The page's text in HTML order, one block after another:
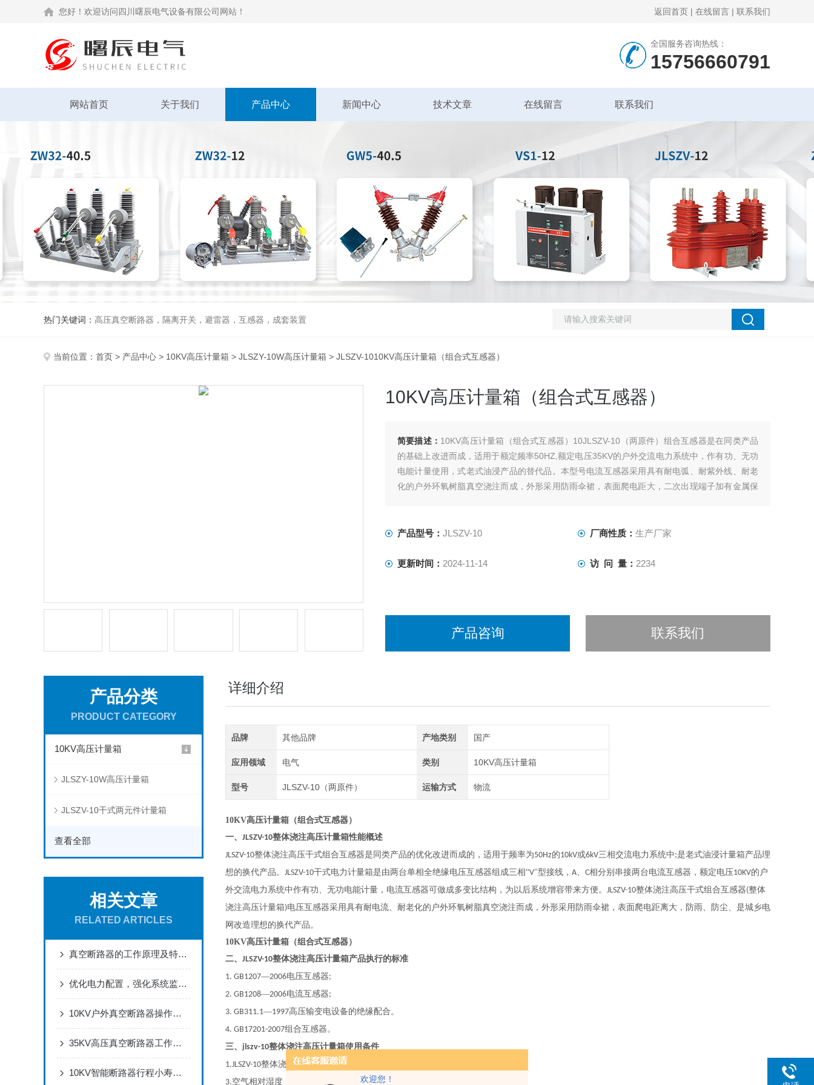
欢迎您！
您好！欢迎访问四川曙辰电气设备有限公司网站！ 返回首页 | 在线留言 | 联系我们
全国服务咨询热线：
15756660791
网站首页 关于我们 产品中心 新闻中心 技术文章 在线留言 联系我们
热门关键词： 高压真空断路器，隔离开关，避雷器，互感器，成套装置
当前位置： 首页 > 产品中心 > 10KV高压计量箱 > JLSZY-10W高压计量箱 > JLSZV-1010KV高压计量箱（组合式互感器）
10KV高压计量箱（组合式互感器）
简要描述： 10KV高压计量箱（组合式互感器）10JLSZV-10（两原件）组合互感器是在同类产品
的基础上改进而成，适用于额定频率50HZ,额定电压35KV的户外交流电力系统中，作有功、无功
电能计量使用，式老式油浸产品的替代品。本型号电流互感器采用具有耐电弧、耐紫外线、耐老
化的户外环氧树脂真空浇注而成，外形采用防雨伞裙，表面爬电距大，二次出现端子加有金属保
产品型号： JLSZV-10 厂商性质： 生产厂家
更新时间： 2024-11-14 访 问 量： 2234
产品咨询 联系我们
产品分类
PRODUCT CATEGORY
10KV高压计量箱
JLSZY-10W高压计量箱
JLSZV-10干式两元件计量箱
查看全部
相关文章
RELATED ARTICLES
真空断路器的工作原理及特点介绍
优化电力配置，强化系统监测：35KV组合式互感器在智能电网建设中的应用
10KV户外真空断路器操作全流程：安装调试、分合闸操作与状态检查
35KV高压真空断路器工作原理，真空灭弧室绝缘分合过载短路保护技术解析
10KV智能断路器行程小寿命长
详细介绍
品牌 其他品牌 产地类别 国产
应用领域 电气 类别 10KV高压计量箱
型号 JLSZV-10（两原件） 运输方式 物流
10KV高压计量箱（组合式互感器）
一、 JLSZV-10整体浇注高压计量箱性能概述
JLSZV-10整体浇注高压干式组合互感器是 同类产品的优化改进而成的，适用于频率为50Hz的10kV或6kV三相交流电力系统中 ;是老式油浸计量箱产品理
想的换代产品。 JLSZV-10干式电力计量箱是由两台单相全绝缘电压互感器组成三相“V"型接线， A、 C相分别串接两台电流互感器，额定电压10KV的户
外交流电力系统中作有功、无功电能计量，电流互感器可做成多变比结构，为以后系统增容带来方便。 JLSZV-10整体浇注高压干式组合互感器(整体
浇注高压计量箱)电压互感器采用具有耐电流、耐老化的户外环氧树脂真空浇注而成，外形采用防雨伞裙，表面爬电距离大，防雨、防尘、是城乡电
网改造理想的换代产品。
10KV高压计量箱（组合式互感器）
二、 JLSZV-10整体浇注高压计量箱产品执行的标准
1. GB1207—2006电压互感器;
2. GB1208—2006电流互感器;
3. GB311.1—1997高压输变电设备的绝缘配合。
4. GB17201-2007组合互感器。
三、 jlszv-10整体浇注高压计量箱使用条件
1.JLSZV-10整体浇注高压干式组合互感器
3.空气相对湿度：月平均值≤90